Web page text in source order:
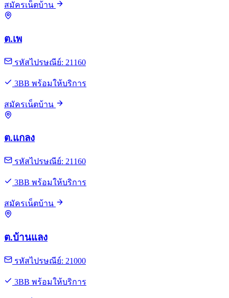
สมัครเน็ตบ้าน
ต.เพ
รหัสไปรษณีย์: 21160
3BB พร้อมให้บริการ
สมัครเน็ตบ้าน
ต.แกลง
รหัสไปรษณีย์: 21160
3BB พร้อมให้บริการ
สมัครเน็ตบ้าน
ต.บ้านแลง
รหัสไปรษณีย์: 21000
3BB พร้อมให้บริการ